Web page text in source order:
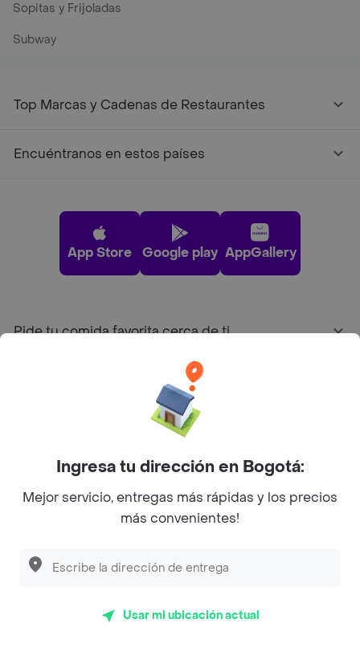
Sopitas y Frijoladas
Subway
Top Marcas y Cadenas de Restaurantes
Encuéntranos en estos países
App Store Google play AppGallery
Pide tu comida favorita cerca de ti
Sobre Rappi
Facebook
Twitter
Instagram
©2026Rappi Inc. All rights reserved.
Ingresa tu dirección en Bogotá:
Mejor servicio, entregas más rápidas y los precios
más convenientes!
Usar mi ubicación actual